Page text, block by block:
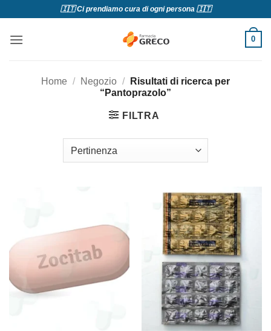
contenuti
🇮🇹 Ci prendiamo cura di ogni persona 🇮🇹
0
Home / Negozio /
Risultati di ricerca per
“Pantoprazolo”
FILTRA